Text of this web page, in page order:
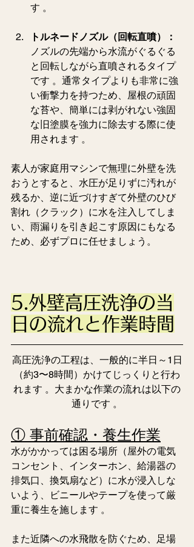
す 。
トルネードノズル（回転直噴）：
ノズルの先端から水流がぐるぐる
と回転しながら直噴されるタイプ
です 。通常タイプよりも非常に強
い衝撃力を持つため、屋根の頑固
な苔や、簡単には剥がれない強固
な旧塗膜を強力に除去する際に使
用されます 。
素人が家庭用マシンで無理に外壁を洗
おうとすると、水圧が足りずに汚れが
残るか、逆に近づけすぎて外壁のひび
割れ（クラック）に水を注入してしま
い、雨漏りを引き起こす原因にもなる
ため、必ずプロに任せましょう。
5.外壁高圧洗浄の当
日の流れと作業時間
高圧洗浄の工程は、一般的に半日～1日
（約3〜8時間）かけてじっくりと行わ
れます 。大まかな作業の流れは以下の
通りです 。
① 事前確認・養生作業
水がかかっては困る場所（屋外の電気
コンセント、インターホン、給湯器の
排気口、換気扇など）に水が浸入しな
いよう、ビニールやテープを使って厳
重に養生を施します 。
また近隣への水飛散を防ぐため、足場